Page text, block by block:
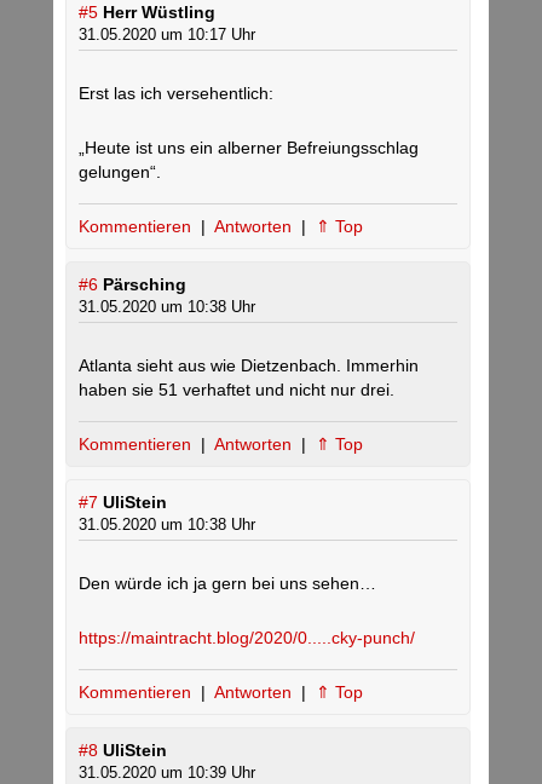
#5 Herr Wüstling
31.05.2020 um 10:17 Uhr
Erst las ich versehentlich:
„Heute ist uns ein alberner Befreiungsschlag
gelungen“.
Kommentieren | Antworten | ⇑ Top
#6 Pärsching
31.05.2020 um 10:38 Uhr
Atlanta sieht aus wie Dietzenbach. Immerhin
haben sie 51 verhaftet und nicht nur drei.
Kommentieren | Antworten | ⇑ Top
#7 UliStein
31.05.2020 um 10:38 Uhr
Den würde ich ja gern bei uns sehen…
https://maintracht.blog/2020/0.....cky-punch/
Kommentieren | Antworten | ⇑ Top
#8 UliStein
31.05.2020 um 10:39 Uhr